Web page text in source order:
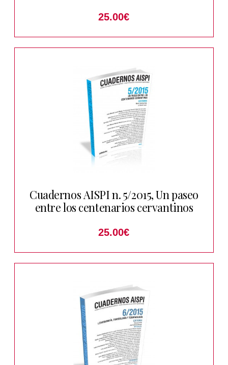
25.00€
Cuadernos AISPI n. 5/2015, Un paseo
entre los centenarios cervantinos
25.00€